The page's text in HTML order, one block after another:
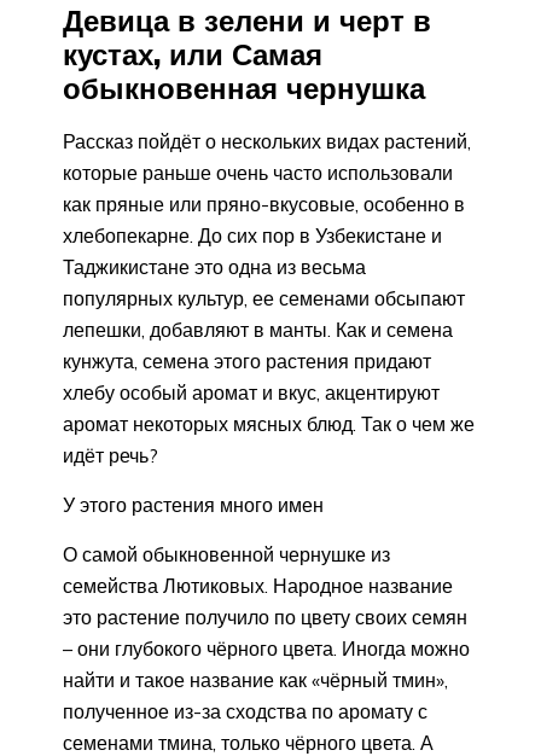
Девица в зелени и черт в
кустах, или Самая
обыкновенная чернушка
Рассказ пойдёт о нескольких видах растений,
которые раньше очень часто использовали
как пряные или пряно-вкусовые, особенно в
хлебопекарне. До сих пор в Узбекистане и
Таджикистане это одна из весьма
популярных культур, ее семенами обсыпают
лепешки, добавляют в манты. Как и семена
кунжута, семена этого растения придают
хлебу особый аромат и вкус, акцентируют
аромат некоторых мясных блюд. Так о чем же
идёт речь?
У этого растения много имен
О самой обыкновенной чернушке из
семейства Лютиковых. Народное название
это растение получило по цвету своих семян
– они глубокого чёрного цвета. Иногда можно
найти и такое название как «чёрный тмин»,
полученное из-за сходства по аромату с
семенами тмина, только чёрного цвета. А